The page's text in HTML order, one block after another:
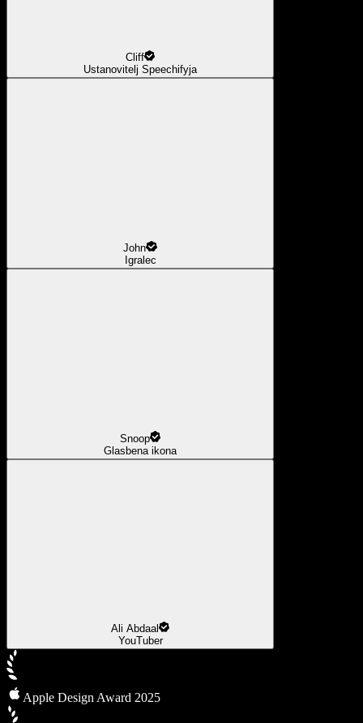
Cliff
Ustanovitelj Speechifyja
John
Igralec
Snoop
Glasbena ikona
Ali Abdaal
YouTuber
Apple Design Award 2025